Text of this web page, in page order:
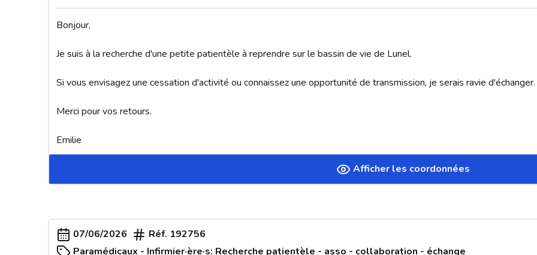
Bonjour,
Je suis à la recherche d'une petite patientèle à reprendre sur le bassin de vie de Lunel.
Si vous envisagez une cessation d'activité ou connaissez une opportunité de transmission, je serais ravie d'échanger.
Merci pour vos retours.
Emilie
Afficher les coordonnées
07/06/2026 Réf. 192756
Paramédicaux - Infirmier·ère·s: Recherche patientèle - asso - collaboration - échange